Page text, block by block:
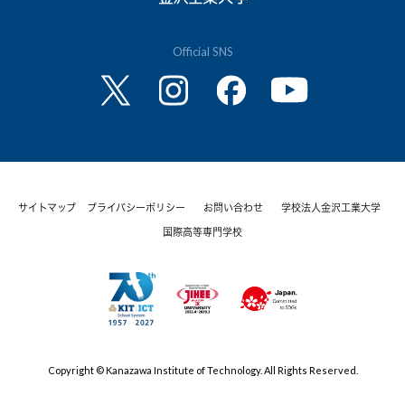
Official SNS
サイトマップ プライバシーポリシー お問い合わせ 学校法人金沢工業大学
国際高等専門学校
Copyright © Kanazawa Institute of Technology. All Rights Reserved.